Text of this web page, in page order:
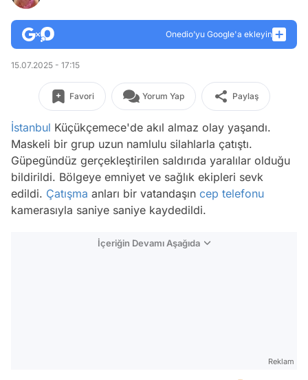
Onedio’yu Google'a ekleyin
15.07.2025 - 17:15
Favori Yorum Yap Paylaş
İstanbul Küçükçemece'de akıl almaz olay yaşandı.
Maskeli bir grup uzun namlulu silahlarla çatıştı.
Güpegündüz gerçekleştirilen saldırıda yaralılar olduğu
bildirildi. Bölgeye emniyet ve sağlık ekipleri sevk
edildi. Çatışma anları bir vatandaşın cep telefonu
kamerasıyla saniye saniye kaydedildi.
İçeriğin Devamı Aşağıda
Reklam